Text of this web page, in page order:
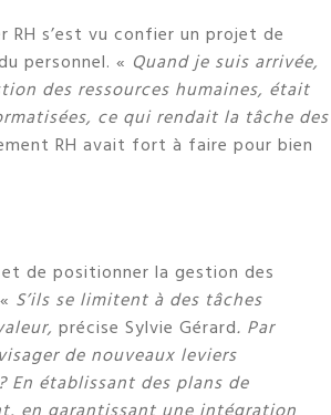
RH s’est vu confier un projet de
personnel. « Quand je suis arrivée,
des ressources humaines, était
ce qui rendait la tâche des
RH avait fort à faire pour bien
de positionner la gestion des
S’ils se limitent à des tâches
précise Sylvie Gérard. Par
de nouveaux leviers
En établissant des plans de